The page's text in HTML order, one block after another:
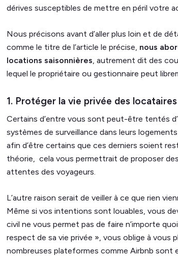
dérives susceptibles de mettre en péril votre
Nous précisons avant d’aller plus loin et de
comme le titre de l’article le précise, nous
locations saisonnières, autrement dit des
lequel le propriétaire ou gestionnaire peut
1. Protéger la vie privée des locataires
Certains d’entre vous sont peut-être tentés
systèmes de surveillance dans leurs
afin d’être certains que ces derniers soient
théorie, cela vous permettrait de proposer
attentes des voyageurs.
L’autre raison serait de veiller à ce que rien
Même si vos intentions sont louables, vous
civil ne vous permet pas de faire n’importe
respect de sa vie privée », vous oblige à vous
nombreuses plateformes comme Airbnb sont